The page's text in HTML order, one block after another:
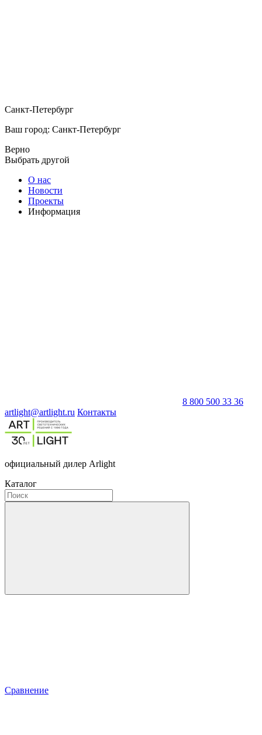
Санкт-Петербург
Ваш город: Санкт-Петербург
Верно
Выбрать другой
О нас
Новости
Проекты
Информация
8 800 500 33 36
artlight@artlight.ru Контакты
официальный дилер Arlight
Каталог
Сравнение